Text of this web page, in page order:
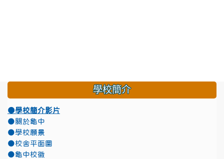
學校簡介
●學校簡介影片
●關於龜中
●學校願景
●校舍平面圖
●龜中校徽